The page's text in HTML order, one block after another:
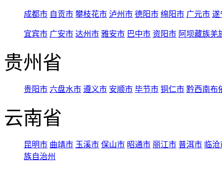
成都市 自贡市 攀枝花市 泸州市 德阳市 绵阳市 广元市 遂
宜宾市 广安市 达州市 雅安市 巴中市 资阳市 阿坝藏族羌
贵州省
贵阳市 六盘水市 遵义市 安顺市 毕节市 铜仁市 黔西南布
云南省
昆明市 曲靖市 玉溪市 保山市 昭通市 丽江市 普洱市 临
族自治州